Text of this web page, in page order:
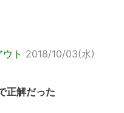
ト 2018/10/03(水)
正解だった